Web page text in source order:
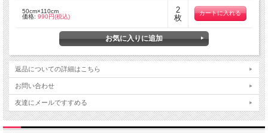
50cm×110cm
価格: 990円(税込)
2
枚
返品についての詳細はこちら
お問い合わせ
友達にメールですすめる